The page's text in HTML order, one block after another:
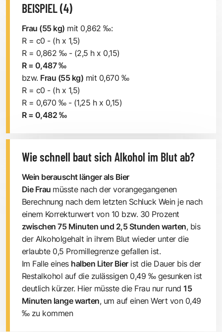
BEISPIEL (4)
Frau (55 kg) mit 0,862 ‰:
R = c0 - (h x 1,5)
R = 0,862 ‰ - (2,5 h x 0,15)
R = 0,487 ‰
bzw. Frau (55 kg) mit 0,670 ‰
R = c0 - (h x 1,5)
R = 0,670 ‰ - (1,25 h x 0,15)
R = 0,482 ‰
Wie schnell baut sich Alkohol im Blut ab?
Wein berauscht länger als Bier
Die Frau müsste nach der vorangegangenen
Berechnung nach dem letzten Schluck Wein je nach
einem Korrekturwert von 10 bzw. 30 Prozent
zwischen 75 Minuten und 2,5 Stunden warten, bis
der Alkoholgehalt in ihrem Blut wieder unter die
erlaubte 0,5 Promillegrenze gefallen ist.
Im Falle eines halben Liter Bier ist die Dauer bis der
Restalkohol auf die zulässigen 0,49 ‰ gesunken ist
deutlich kürzer. Hier müsste die Frau nur rund15
Minuten lange warten, um auf einen Wert von 0,49
‰ zu kommen